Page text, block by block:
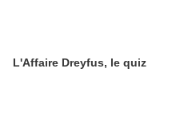
L'Affaire Dreyfus, le quiz